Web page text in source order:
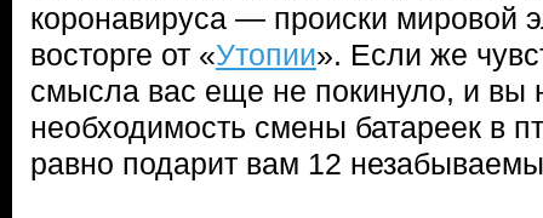
коронавируса — происки мировой
восторге от «Утопии». Если же
смысла вас еще не покинуло, и вы
необходимость смены батареек в
равно подарит вам 12